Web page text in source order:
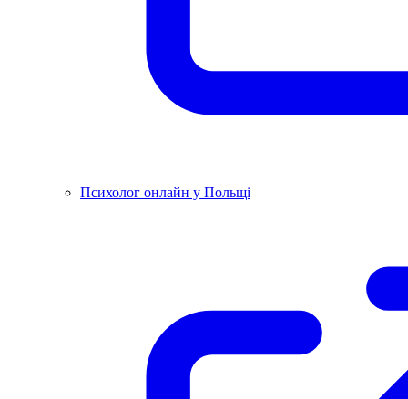
Психолог онлайн у Польщі